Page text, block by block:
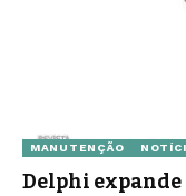
MANUTENÇÃO
Delphi expande